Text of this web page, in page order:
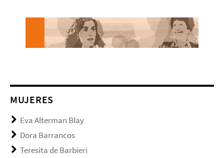
MUJERES
Eva Alterman Blay
Dora Barrancos
Teresita de Barbieri